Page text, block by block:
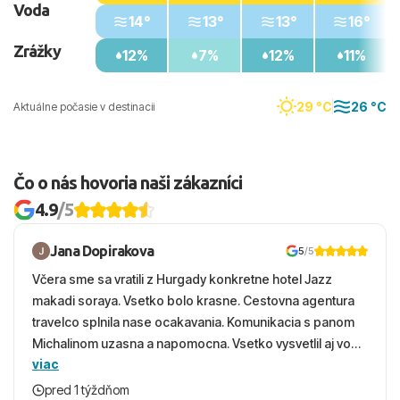
Aktuálne počasie v destinacii 29 °C 26 °C
Voda
Zrážky
14°
12%
13°
7%
13°
12%
16°
11%
Čo o nás hovoria naši zákazníci
4.9/5
Jana Dopirakova 5/5
Včera sme sa vratili z Hurgady konkretne hotel Jazz
makadi soraya. Vsetko bolo krasne. Cestovna agentura
travelco splnila nase ocakavania. Komunikacia s panom
Michalinom uzasna a napomocna. Vsetko vysvetlil aj vo
vecernych hodinach zaco sa ospravedlnujem. Hotel
krasny, cisty. Sluzby top. Strava, prostredie, more,
viac
pred 1 týždňom